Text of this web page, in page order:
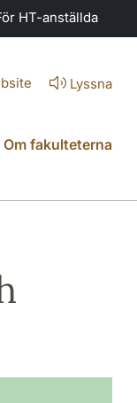
HT-anställda
Lyssna
Om fakulteterna